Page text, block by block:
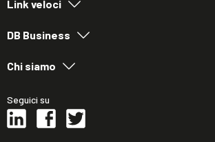
Link veloci
DB Business
Chi siamo
Seguici su